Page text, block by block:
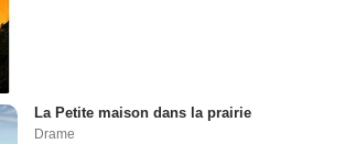
La Petite maison dans la prairie
Drame